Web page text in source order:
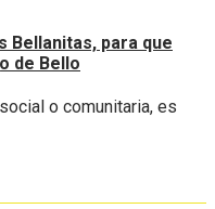
Bellanitas, para que
de Bello
o comunitaria, es